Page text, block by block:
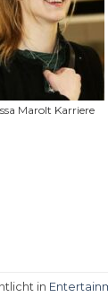
Marolt Karriere
in